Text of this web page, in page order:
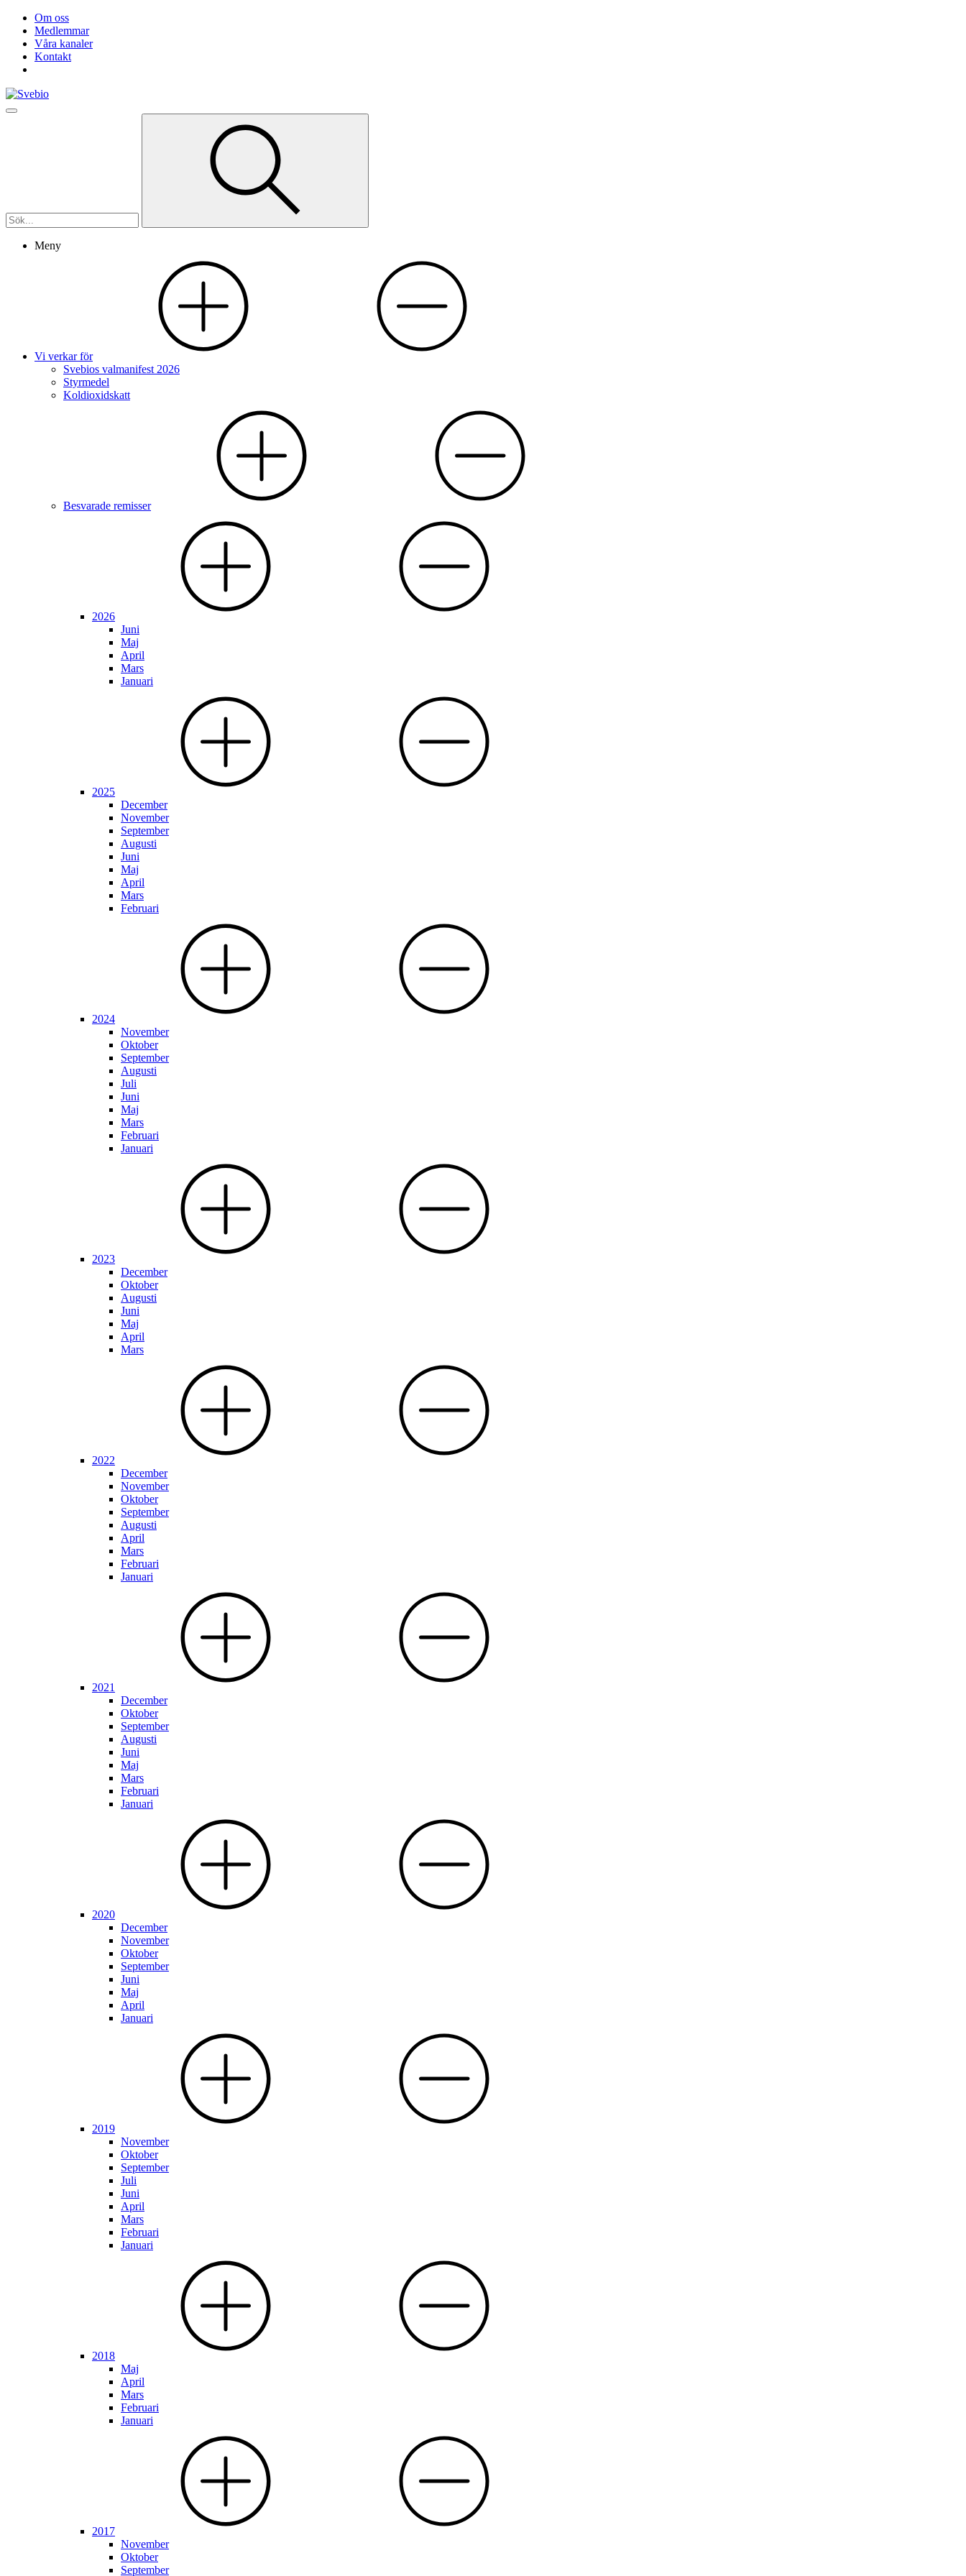
Om oss
Medlemmar
Våra kanaler
Kontakt
Meny
Vi verkar för
Svebios valmanifest 2026
Styrmedel
Koldioxidskatt
Besvarade remisser
2026
Juni
Maj
April
Mars
Januari
2025
December
November
September
Augusti
Juni
Maj
April
Mars
Februari
2024
November
Oktober
September
Augusti
Juli
Juni
Maj
Mars
Februari
Januari
2023
December
Oktober
Augusti
Juni
Maj
April
Mars
2022
December
November
Oktober
September
Augusti
April
Mars
Februari
Januari
2021
December
Oktober
September
Augusti
Juni
Maj
Mars
Februari
Januari
2020
December
November
Oktober
September
Juni
Maj
April
Januari
2019
November
Oktober
September
Juli
Juni
April
Mars
Februari
Januari
2018
Maj
April
Mars
Februari
Januari
2017
November
Oktober
September